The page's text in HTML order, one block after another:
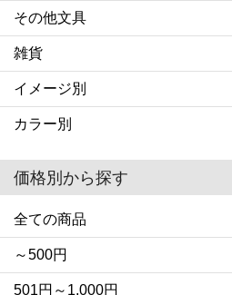
その他文具
雑貨
イメージ別
カラー別
価格別から探す
全ての商品
～500円
501円～1,000円